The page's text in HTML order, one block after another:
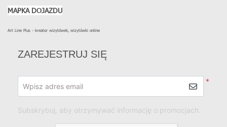
MAPKA DOJAZDU
Art Line Plus - kreator wizytówek, wizytówki online
ZAREJESTRUJ SIĘ
*
Wpisz adres email
Subskrybuj, aby otrzymywać informację o promocjach.